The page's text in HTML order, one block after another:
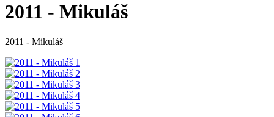
2011 - Mikuláš
2011 - Mikuláš